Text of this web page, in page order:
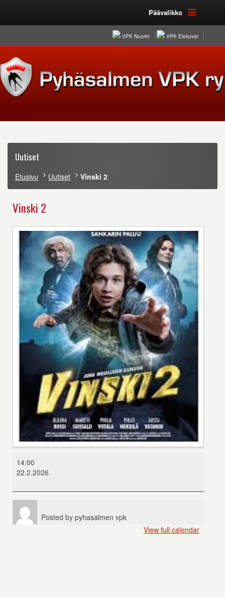
Päävalikko
VPK Nuoret VPK Elokuvat
Uutiset
Etusivu Uutiset Vinski 2
Vinski 2
14:00
22.2.2026
Posted by pyhasalmen vpk
View full calendar